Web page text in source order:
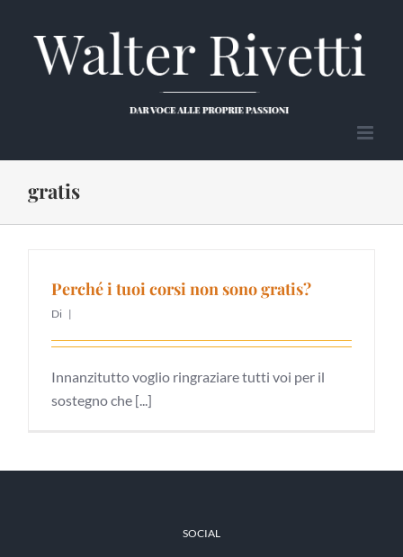
contenuto
gratis
Perché i tuoi corsi non sono gratis?
Di |
Innanzitutto voglio ringraziare tutti voi per il
sostegno che [...]
SOCIAL